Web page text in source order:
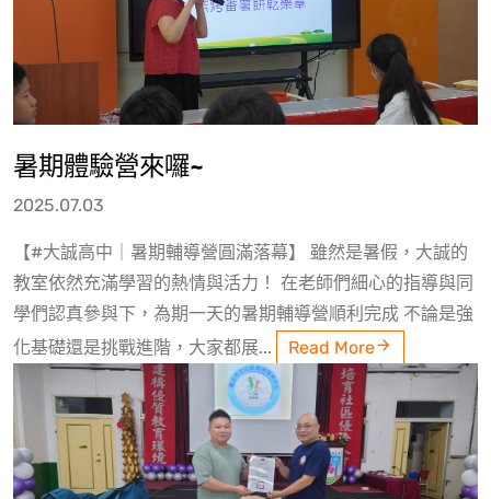
暑期體驗營來囉~
2025.07.03
【#大誠高中｜暑期輔導營圓滿落幕】 雖然是暑假，大誠的
教室依然充滿學習的熱情與活力！ 在老師們細心的指導與同
學們認真參與下，為期一天的暑期輔導營順利完成 不論是強
化基礎還是挑戰進階，大家都展...
Read More